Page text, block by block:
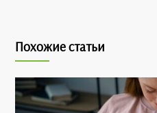
Похожие статьи